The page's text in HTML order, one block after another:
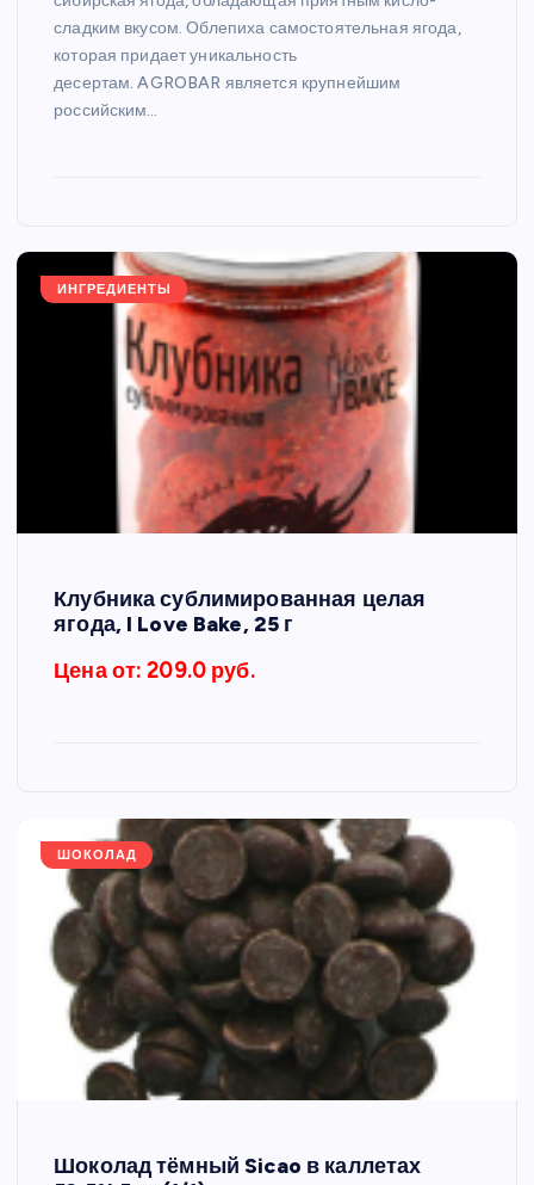
сладким вкусом. Облепиха самостоятельная ягода,
которая придает уникальность
десертам. AGROBAR является крупнейшим
российским…
ИНГРЕДИЕНТЫ
Клубника сублимированная целая
ягода, I Love Bake, 25 г
Цена от: 209.0 руб.
ШОКОЛАД
Шоколад тёмный Sicao в каллетах